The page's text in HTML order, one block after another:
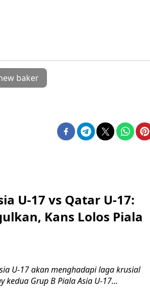
baker
U-17 vs Qatar U-17:
Kans Lolos Piala
U-17 akan menghadapi laga krusial
Grup B Piala Asia U-17...